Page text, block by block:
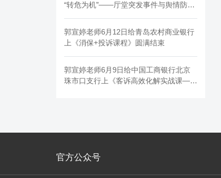
“转危为机”——厅堂突发事件与舆情防范
郭宣婷老师6月12日给青岛农村商业银行
上《消保+投诉课程》圆满结束
郭宣婷老师6月9日给中国工商银行北京
珠市口支行上《客诉高效化解实战课——
官方公众号